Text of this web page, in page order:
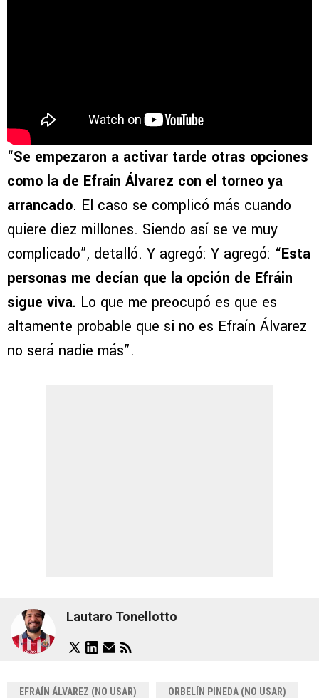
“Se empezaron a activar tarde otras opciones
como la de Efraín Álvarez con el torneo ya
arrancado. El caso se complicó más cuando
quiere diez millones. Siendo así se ve muy
complicado”, detalló. Y agregó: Y agregó: “Esta
personas me decían que la opción de Efráin
sigue viva. Lo que me preocupó es que es
altamente probable que si no es Efraín Álvarez
no será nadie más”.
Lautaro Tonellotto
EFRAÍN ÁLVAREZ (NO USAR) ORBELÍN PINEDA (NO USAR)